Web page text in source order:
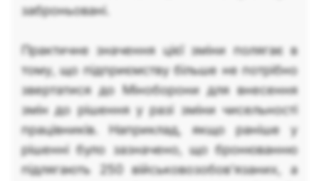
заброньовані.
Практичне значення цієї зміни полягає в
тому, що підприємству більше не потрібно
звертатися до Міноборони для внесення
змін до рішення у разі зміни чисельності
працівників. Наприклад, якщо раніше у
рішенні було зазначено, що бронюванню
підлягають 250 військовозобов'язаних, а